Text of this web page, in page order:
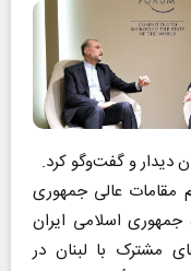
دیدار و گفت‌وگو کرد.
مقامات عالی جمهوری
جمهوری اسلامی ایران
مشترک با لبنان در